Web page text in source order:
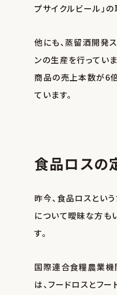
プサイクルビール」
他にも、蒸留酒開発
ンの生産を行ってい
商品の売上本数が6
ています。
食品ロスの
昨今、食品ロスとい
について曖昧な方も
す。
国際連合食糧農業
は、フードロスとフ